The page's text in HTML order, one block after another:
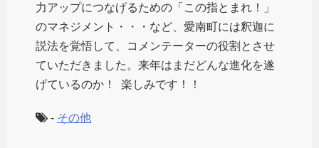
力アップにつなげるための「この指とまれ！」
のマネジメント・・・など、愛南町には釈迦に
説法を覚悟して、コメンテーターの役割とさせ
ていただきました。来年はまだどんな進化を遂
げているのか！
楽しみです！！
- その他